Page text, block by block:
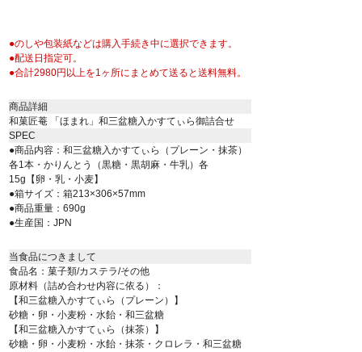
●のしや包装紙などは購入手続き中に選択できます。
●配送日指定可。
●合計2980円以上を1ヶ所にまとめて送ると送料無料。
商品詳細
和菓匠菴 「ほまれ」和三盆糖入かすてぃら御詰合せ
SPEC
●商品内容：和三盆糖入かすてぃら（プレーン・抹茶）
各1本・かりんとう（黒糖・黒胡麻・牛乳）各
15g【卵・乳・小麦】
●箱サイズ：箱213×306×57mm
●商品重量：690g
●生産国：JPN
当食品につきまして
食品名：菓子類/カステラ/その他
原材料（詰め合わせ内容に依る）：
【和三盆糖入かすてぃら（プレーン）】
砂糖・卵・小麦粉・水飴・和三盆糖
【和三盆糖入かすてぃら（抹茶）】
砂糖・卵・小麦粉・水飴・抹茶・クロレラ・和三盆糖